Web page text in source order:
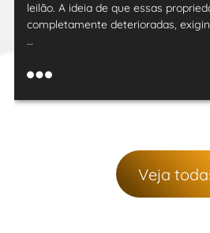
leilão. A ideia de que essas
completamente deterioradas,
…
Veja